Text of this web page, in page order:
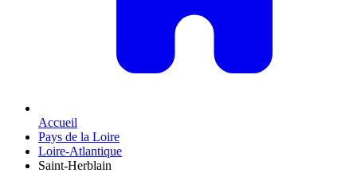
Accueil
Pays de la Loire
Loire-Atlantique
Saint-Herblain